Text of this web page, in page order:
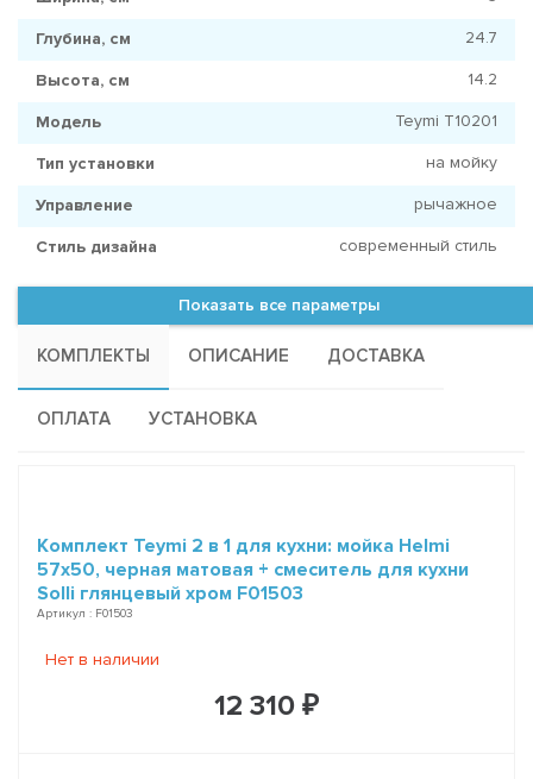
Глубина, см 24.7
Высота, см 14.2
Модель Teymi T10201
Тип установки на мойку
Управление рычажное
Стиль дизайна современный стиль
Показать все параметры
КОМПЛЕКТЫ ОПИСАНИЕ ДОСТАВКА
ОПЛАТА УСТАНОВКА
Комплект Teymi 2 в 1 для кухни: мойка Helmi
57х50, черная матовая + смеситель для кухни
Solli глянцевый хром F01503
Артикул : F01503
Нет в наличии
12 310 ₽